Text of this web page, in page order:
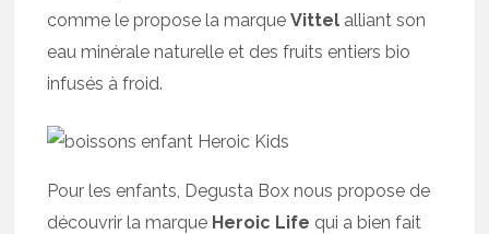
comme le propose la marqueVittel alliant son
eau minérale naturelle et des fruits entiers bio
infusés à froid.
Pour les enfants, Degusta Box nous propose de
découvrir la marque Heroic Life qui a bien fait